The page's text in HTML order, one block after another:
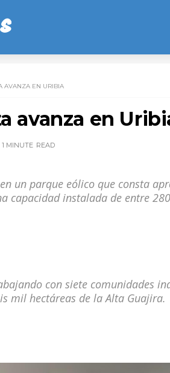
AVANZA EN URIBIA
avanza en
1 MINUTE READ
un parque eólico que consta
capacidad instalada de entre
con siete comunidades
mil hectáreas de la Alta Guajira.